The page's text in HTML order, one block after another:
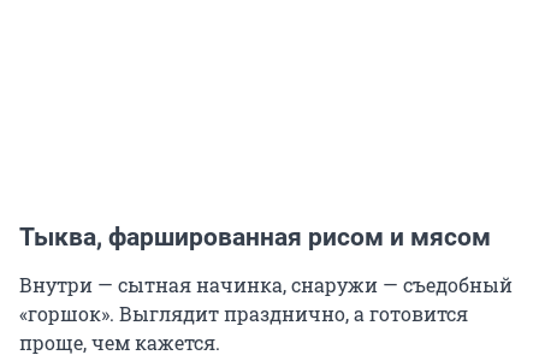
Тыква, фаршированная рисом и мясом
Внутри — сытная начинка, снаружи — съедобный
«горшок». Выглядит празднично, а готовится
проще, чем кажется.